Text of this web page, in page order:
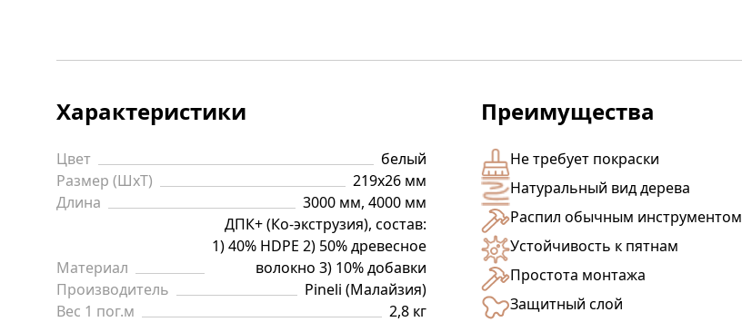
Характеристики
Цвет
белый
Размер (ШхТ)
219х26 мм
Длина
3000 мм, 4000 мм
Материал
ДПК+ (Ко-экструзия), состав:
1) 40% HDPE 2) 50% древесное
волокно 3) 10% добавки
Производитель
Pineli (Малайзия)
Вес 1 пог.м
2,8 кг
Преимущества
Не требует покраски
Натуральный вид дерева
Распил обычным инструментом
Устойчивость к пятнам
Простота монтажа
Защитный слой